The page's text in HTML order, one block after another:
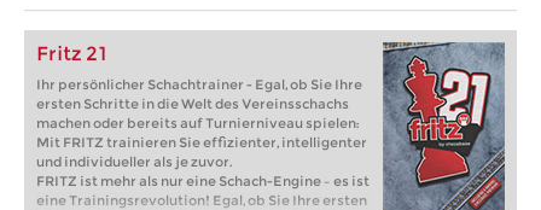
Fritz 21
Ihr persönlicher Schachtrainer - Egal, ob Sie Ihre
ersten Schritte in die Welt des Vereinsschachs
machen oder bereits auf Turnierniveau spielen:
Mit FRITZ trainieren Sie effizienter, intelligenter
und individueller als je zuvor.
FRITZ ist mehr als nur eine Schach-Engine – es ist
eine Trainingsrevolution! Egal, ob Sie Ihre ersten